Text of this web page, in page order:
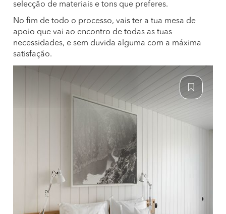
selecção de materiais e tons que preferes.
No fim de todo o processo, vais ter a tua mesa de
apoio que vai ao encontro de todas as tuas
necessidades, e sem duvida alguma com a máxima
satisfação.